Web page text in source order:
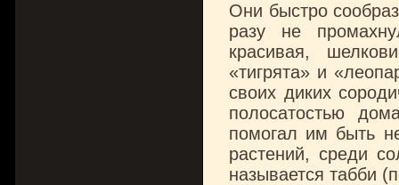
Они быстро
разу не
красивая,
«тигрята» и
своих диких
полосатостью
помогал им быть
растений, среди
называется табби